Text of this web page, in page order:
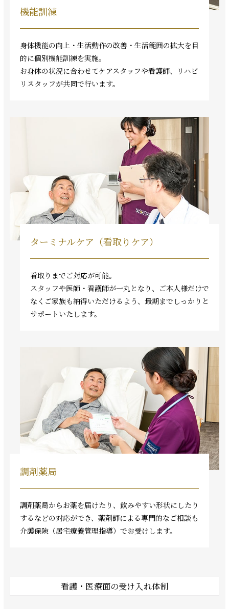
機能訓練
身体機能の向上・生活動作の改善・生活範囲の拡大を目
的に個別機能訓練を実施。
お身体の状況に合わせてケアスタッフや看護師、リハビ
リスタッフが共同で行います。
ターミナルケア（看取りケア）
看取りまでご対応が可能。
スタッフや医師・看護師が一丸となり、ご本人様だけで
なくご家族も納得いただけるよう、最期までしっかりと
サポートいたします。
調剤薬局
調剤薬局からお薬を届けたり、飲みやすい形状にしたり
するなどの対応ができ、薬剤師による専門的なご相談も
介護保険（居宅療養管理指導）でお受けします。
看護・医療面の受け入れ体制